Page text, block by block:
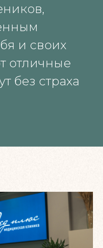
и своих
отличные
без страха